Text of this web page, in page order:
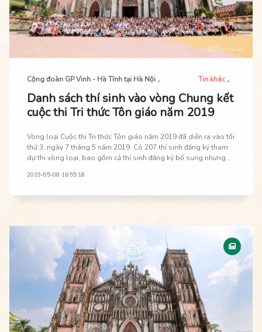
Cộng đoàn GP Vinh - Hà Tĩnh tại Hà Nội Tin khác
Danh sách thí sinh vào vòng Chung kết
cuộc thi Tri thức Tôn giáo năm 2019
Vòng loại Cuộc thi Tri thức Tôn giáo năm 2019 đã diễn ra vào tối
thứ 3, ngày 7 tháng 5 năm 2019. Có 207 thí sinh đăng ký tham
dự thi vòng loại, bao gồm cả thí sinh đăng ký bổ sung nhưng
2019-05-08 16:55:18